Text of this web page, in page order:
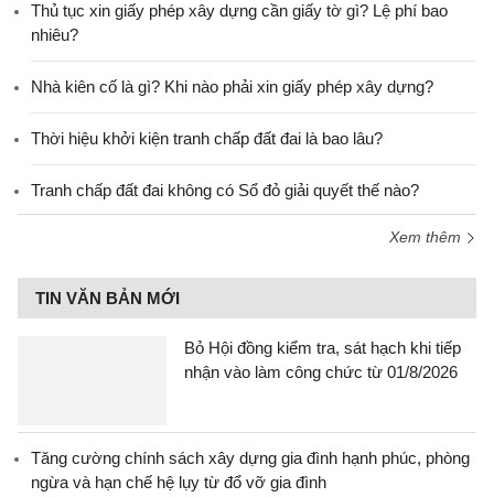
Thủ tục xin giấy phép xây dựng cần giấy tờ gì? Lệ phí bao
nhiêu?
Nhà kiên cố là gì? Khi nào phải xin giấy phép xây dựng?
Thời hiệu khởi kiện tranh chấp đất đai là bao lâu?
Tranh chấp đất đai không có Sổ đỏ giải quyết thế nào?
Xem thêm
TIN VĂN BẢN MỚI
Bỏ Hội đồng kiểm tra, sát hạch khi tiếp
nhận vào làm công chức từ 01/8/2026
Tăng cường chính sách xây dựng gia đình hạnh phúc, phòng
ngừa và hạn chế hệ lụy từ đổ vỡ gia đình